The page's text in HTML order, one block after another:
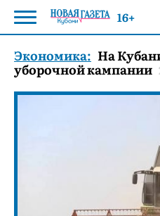
Экономика: На
уборочной кампании
16+